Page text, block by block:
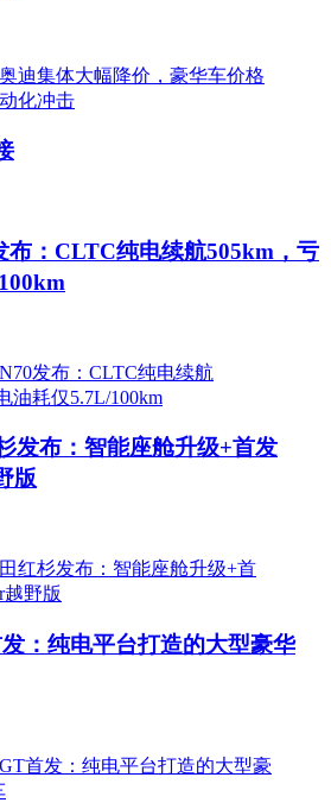
布：CLTC纯电续航505km，亏
发布：智能座舱升级+首发
版
：纯电平台打造的大型豪华